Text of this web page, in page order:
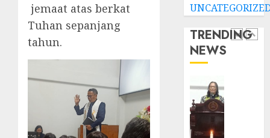
jemaat atas berkat
Tuhan sepanjang
tahun.
TRENDING
NEWS
ke
Taman
2
Firman
di